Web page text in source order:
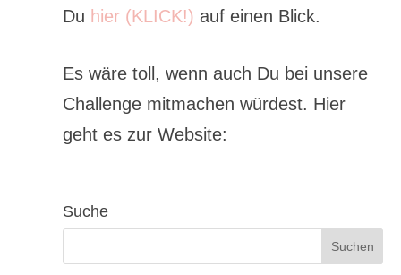
Du hier (KLICK!) auf einen Blick.
Es wäre toll, wenn auch Du bei unsere
Challenge mitmachen würdest. Hier
geht es zur Website:
Suche